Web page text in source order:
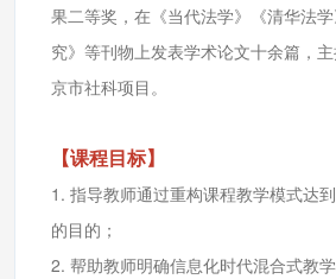
果二等奖，在《当代法学》《清华法
究》等刊物上发表学术论文十余篇，
京市社科项目。
【课程目标】
1. 指导教师通过重构课程教学模式达
的目的；
2. 帮助教师明确信息化时代混合式教